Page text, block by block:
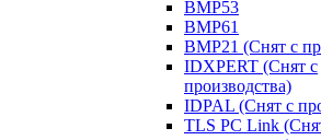
BMP53
BMP61
BMP21 (Снят с
IDXPERT (Снят с
производства)
IDPAL (Снят с
TLS PC Link